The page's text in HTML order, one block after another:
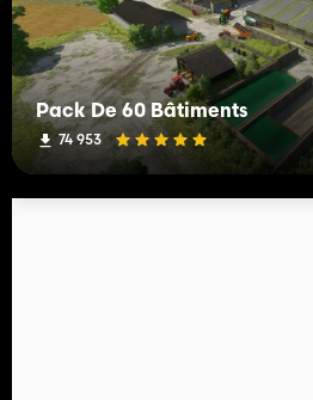
Pack De 60 Bâtiments
74 953